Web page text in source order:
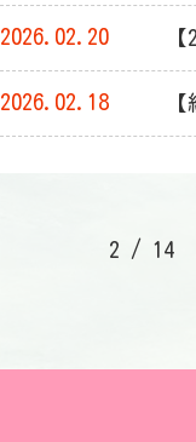
2026.02.20
2026.02.18
2 / 14